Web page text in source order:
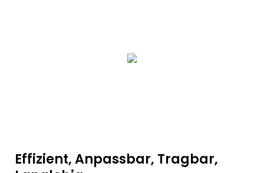
Effizient, Anpassbar, Tragbar,